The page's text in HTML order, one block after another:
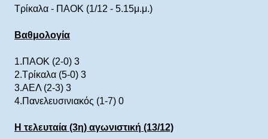
Τρίκαλα - ΠΑΟΚ (1/12 - 5.15μ.μ.)
Βαθμολογία
1.ΠΑΟΚ (2-0) 3
2.Τρίκαλα (5-0) 3
3.ΑΕΛ (2-3) 3
4.Πανελευσινιακός (1-7) 0
Η τελευταία (3η) αγωνιστική (13/12)